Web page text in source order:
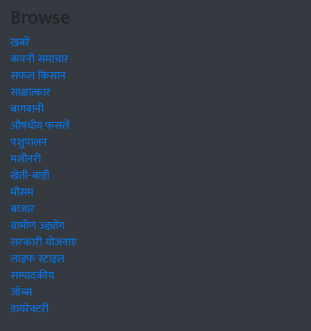
Browse
खबरें
कंपनी समाचार
सफल किसान
साक्षात्कार
बागवानी
औषधीय फसलें
पशुपालन
मशीनरी
खेती-बाड़ी
मौसम
बाजार
ग्रामीण उद्द्योग
सरकारी योजनाएं
लाइफ स्टाइल
सम्पादकीय
जॉब्स
डायरेक्टरी